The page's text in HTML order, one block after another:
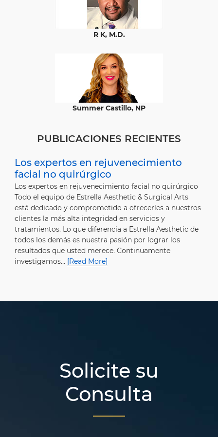
R K, M.D.
Summer Castillo, NP
PUBLICACIONES RECIENTES
Los expertos en rejuvenecimiento
facial no quirúrgico
Los expertos en rejuvenecimiento facial no quirúrgico
Todo el equipo de Estrella Aesthetic & Surgical Arts
está dedicado y comprometido a ofrecerles a nuestros
clientes la más alta integridad en servicios y
tratamientos. Lo que diferencia a Estrella Aesthetic de
todos los demás es nuestra pasión por lograr los
resultados que usted merece. Continuamente
investigamos… [Read More]
Solicite su
Consulta